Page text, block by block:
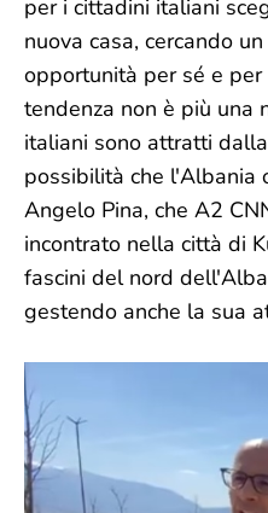
per i cittadini italiani
nuova casa, cercando
opportunità per sé e
tendenza non è più una
italiani sono attratti
possibilità che l'Albania
Angelo Pina, che A2
incontrato nella città di
fascini del nord
gestendo anche la sua